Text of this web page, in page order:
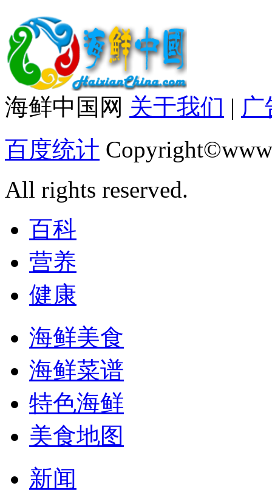
海鲜中国网 关于我们 | 广
百度统计
All rights reserved.
百科
营养
健康
海鲜美食
海鲜菜谱
特色海鲜
美食地图
新闻